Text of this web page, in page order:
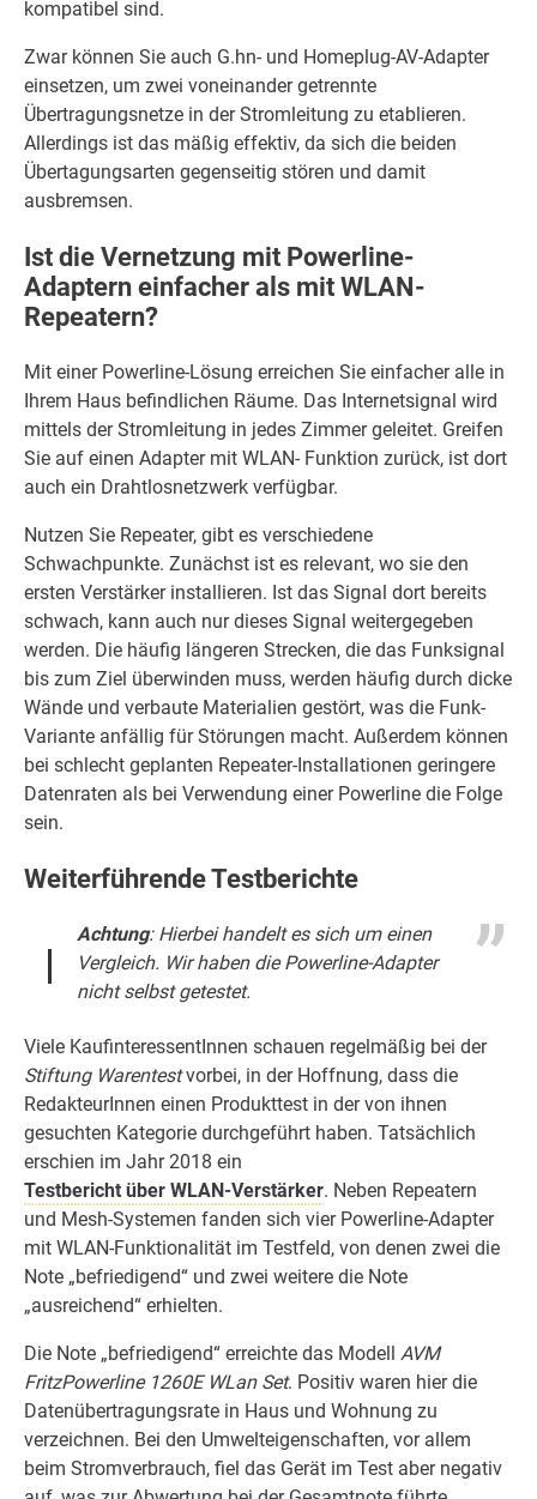
kompatibel sind.
Zwar können Sie auch G.hn- und Homeplug-AV-Adapter
einsetzen, um zwei voneinander getrennte
Übertragungsnetze in der Stromleitung zu etablieren.
Allerdings ist das mäßig effektiv, da sich die beiden
Übertagungsarten gegenseitig stören und damit
ausbremsen.
Ist die Vernetzung mit Powerline-
Adaptern einfacher als mit WLAN-
Repeatern?
Mit einer Powerline-Lösung erreichen Sie einfacher alle in
Ihrem Haus befindlichen Räume. Das Internetsignal wird
mittels der Stromleitung in jedes Zimmer geleitet. Greifen
Sie auf einen Adapter mit WLAN- Funktion zurück, ist dort
auch ein Drahtlosnetzwerk verfügbar.
Nutzen Sie Repeater, gibt es verschiedene
Schwachpunkte. Zunächst ist es relevant, wo sie den
ersten Verstärker installieren. Ist das Signal dort bereits
schwach, kann auch nur dieses Signal weitergegeben
werden. Die häufig längeren Strecken, die das Funksignal
bis zum Ziel überwinden muss, werden häufig durch dicke
Wände und verbaute Materialien gestört, was die Funk-
Variante anfällig für Störungen macht. Außerdem können
bei schlecht geplanten Repeater-Installationen geringere
Datenraten als bei Verwendung einer Powerline die Folge
sein.
Weiterführende Testberichte
Achtung: Hierbei handelt es sich um einen
Vergleich. Wir haben die Powerline-Adapter
nicht selbst getestet.
Viele KaufinteressentInnen schauen regelmäßig bei der
Stiftung Warentestvorbei, in der Hoffnung, dass die
RedakteurInnen einen Produkttest in der von ihnen
gesuchten Kategorie durchgeführt haben. Tatsächlich
erschien im Jahr 2018 ein
Testbericht über WLAN-Verstärker. Neben Repeatern
und Mesh-Systemen fanden sich vier Powerline-Adapter
mit WLAN-Funktionalität im Testfeld, von denen zwei die
Note „befriedigend“ und zwei weitere die Note
„ausreichend“ erhielten.
Die Note „befriedigend“ erreichte das Modell AVM
FritzPowerline 1260E WLan Set. Positiv waren hier die
Datenübertragungsrate in Haus und Wohnung zu
verzeichnen. Bei den Umwelteigenschaften, vor allem
beim Stromverbrauch, fiel das Gerät im Test aber negativ